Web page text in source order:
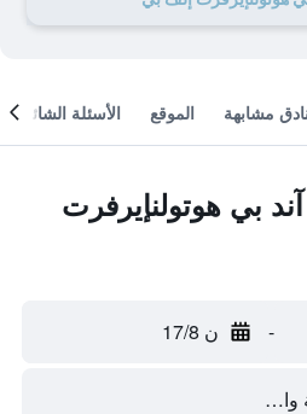
مشابهة الموقع الأسئلة الشائعة
بي هوتولنإيرفرت
- ن 17/8